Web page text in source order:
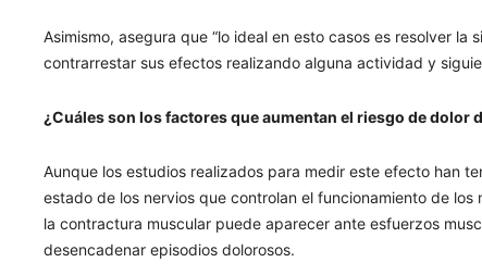
Asimismo, asegura que “lo ideal en esto casos es resolver
contrarrestar sus efectos realizando alguna actividad y
¿Cuáles son los factores que aumentan el riesgo de dolor
Aunque los estudios realizados para medir este efecto han
estado de los nervios que controlan el funcionamiento de
la contractura muscular puede aparecer ante esfuerzos
desencadenar episodios dolorosos.